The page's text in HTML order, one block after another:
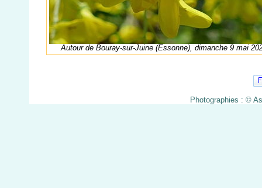
Autour de Bouray-sur-Juine (Essonne), dimanche 9 mai
Photographies : ©